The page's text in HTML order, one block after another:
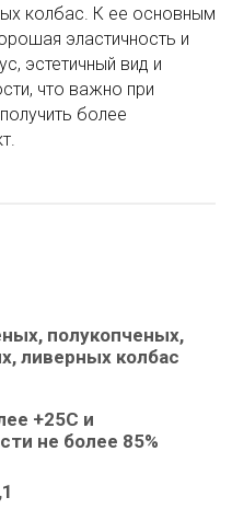
колбас. К ее основным
эластичность и
эстетичный вид и
что важно при
более
полукопченых,
ливерных колбас
+25С и
не более 85%